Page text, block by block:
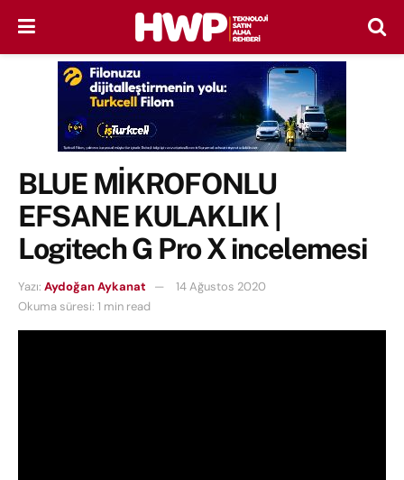
BLUE MİKROFONLU
EFSANE KULAKLIK |
Logitech G Pro X incelemesi
Yazı: Aydoğan Aykanat
14 Ağustos 2020
Okuma süresi: 1 min read